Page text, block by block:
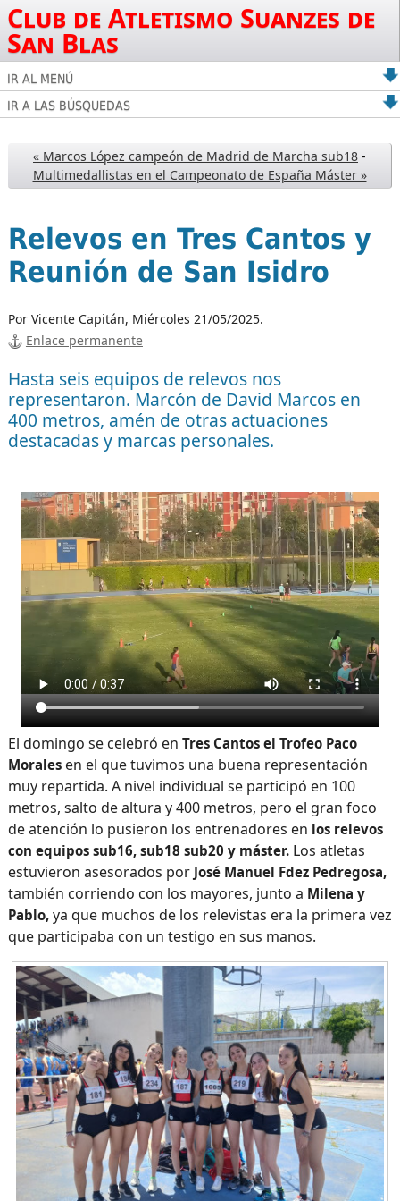
Club de Atletismo Suanzes de
San Blas
IR AL MENÚ
IR A LAS BÚSQUEDAS
« Marcos López campeón de Madrid de Marcha sub18 -
Multimedallistas en el Campeonato de España Máster »
Relevos en Tres Cantos y
Reunión de San Isidro
Por Vicente Capitán, Miércoles 21/05/2025.
Enlace permanente
Hasta seis equipos de relevos nos
representaron. Marcón de David Marcos en
400 metros, amén de otras actuaciones
destacadas y marcas personales.
El domingo se celebró en Tres Cantos el Trofeo Paco
Moralesen el que tuvimos una buena representación
muy repartida. A nivel individual se participó en 100
metros, salto de altura y 400 metros, pero el gran foco
de atención lo pusieron los entrenadores en los relevos
con equipos sub16, sub18 sub20 y máster.Los atletas
estuvieron asesorados porJosé Manuel Fdez Pedregosa,
también corriendo con los mayores, junto a Milena y
Pablo,ya que muchos de los relevistas era la primera vez
que participaba con un testigo en sus manos.